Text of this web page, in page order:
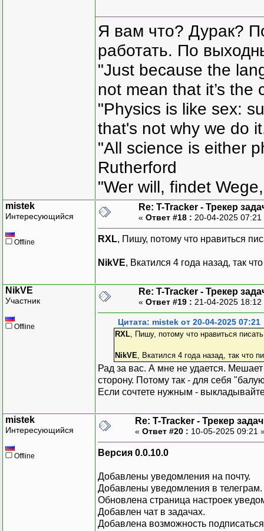
Я вам что? Дурак?
работать. По
"Just because the
not mean that it’s the
"Physics is like sex:
that's not why we do
"All science is either
Rutherford
"Wer will, findet
mistek
Интересующийся
Offline
Re: T-Tracker - Трекер
« Ответ #18 : 20-04-2025
RXL, Пишу, потому что нравиться
NikVE, Вкатился 4 года назад, так
NikVE
Участник
Offline
Re: T-Tracker - Трекер
« Ответ #19 : 21-04-2025
Цитата: mistek от 20-04-2025 07:21
RXL, Пишу, потому что нравиться
NikVE , Вкатился 4 года назад, так что
Рад за вас. А мне не удается.
сторону. Потому так - для себя
Если сочтете нужным -
mistek
Интересующийся
Offline
Re: T-Tracker - Трекер задач
« Ответ #20 : 10-05-2025 09:21
Версия 0.0.10.0
Добавлены уведомления на почту.
Добавлены уведомления в телеграм.
Обновлена страница настроек
Добавлен чат в задачах.
Добавлена возможность